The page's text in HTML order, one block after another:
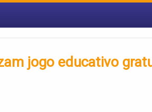
jogo educativo